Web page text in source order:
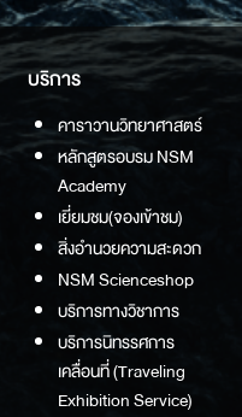
บริการ
คาราวานวิทยาศาสตร์
หลักสูตรอบรม NSM
Academy
เยี่ยมชม(จองเข้าชม)
สิ่งอำนวยความสะดวก
NSM Scienceshop
บริการทางวิชาการ
บริการนิทรรศการ
เคลื่อนที่ (Traveling
Exhibition Service)